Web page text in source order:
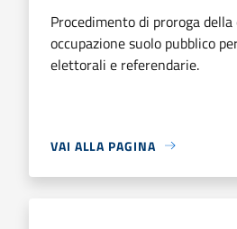
Procedimento di proroga della
occupazione suolo pubblico
elettorali e referendarie.
VAI ALLA PAGINA